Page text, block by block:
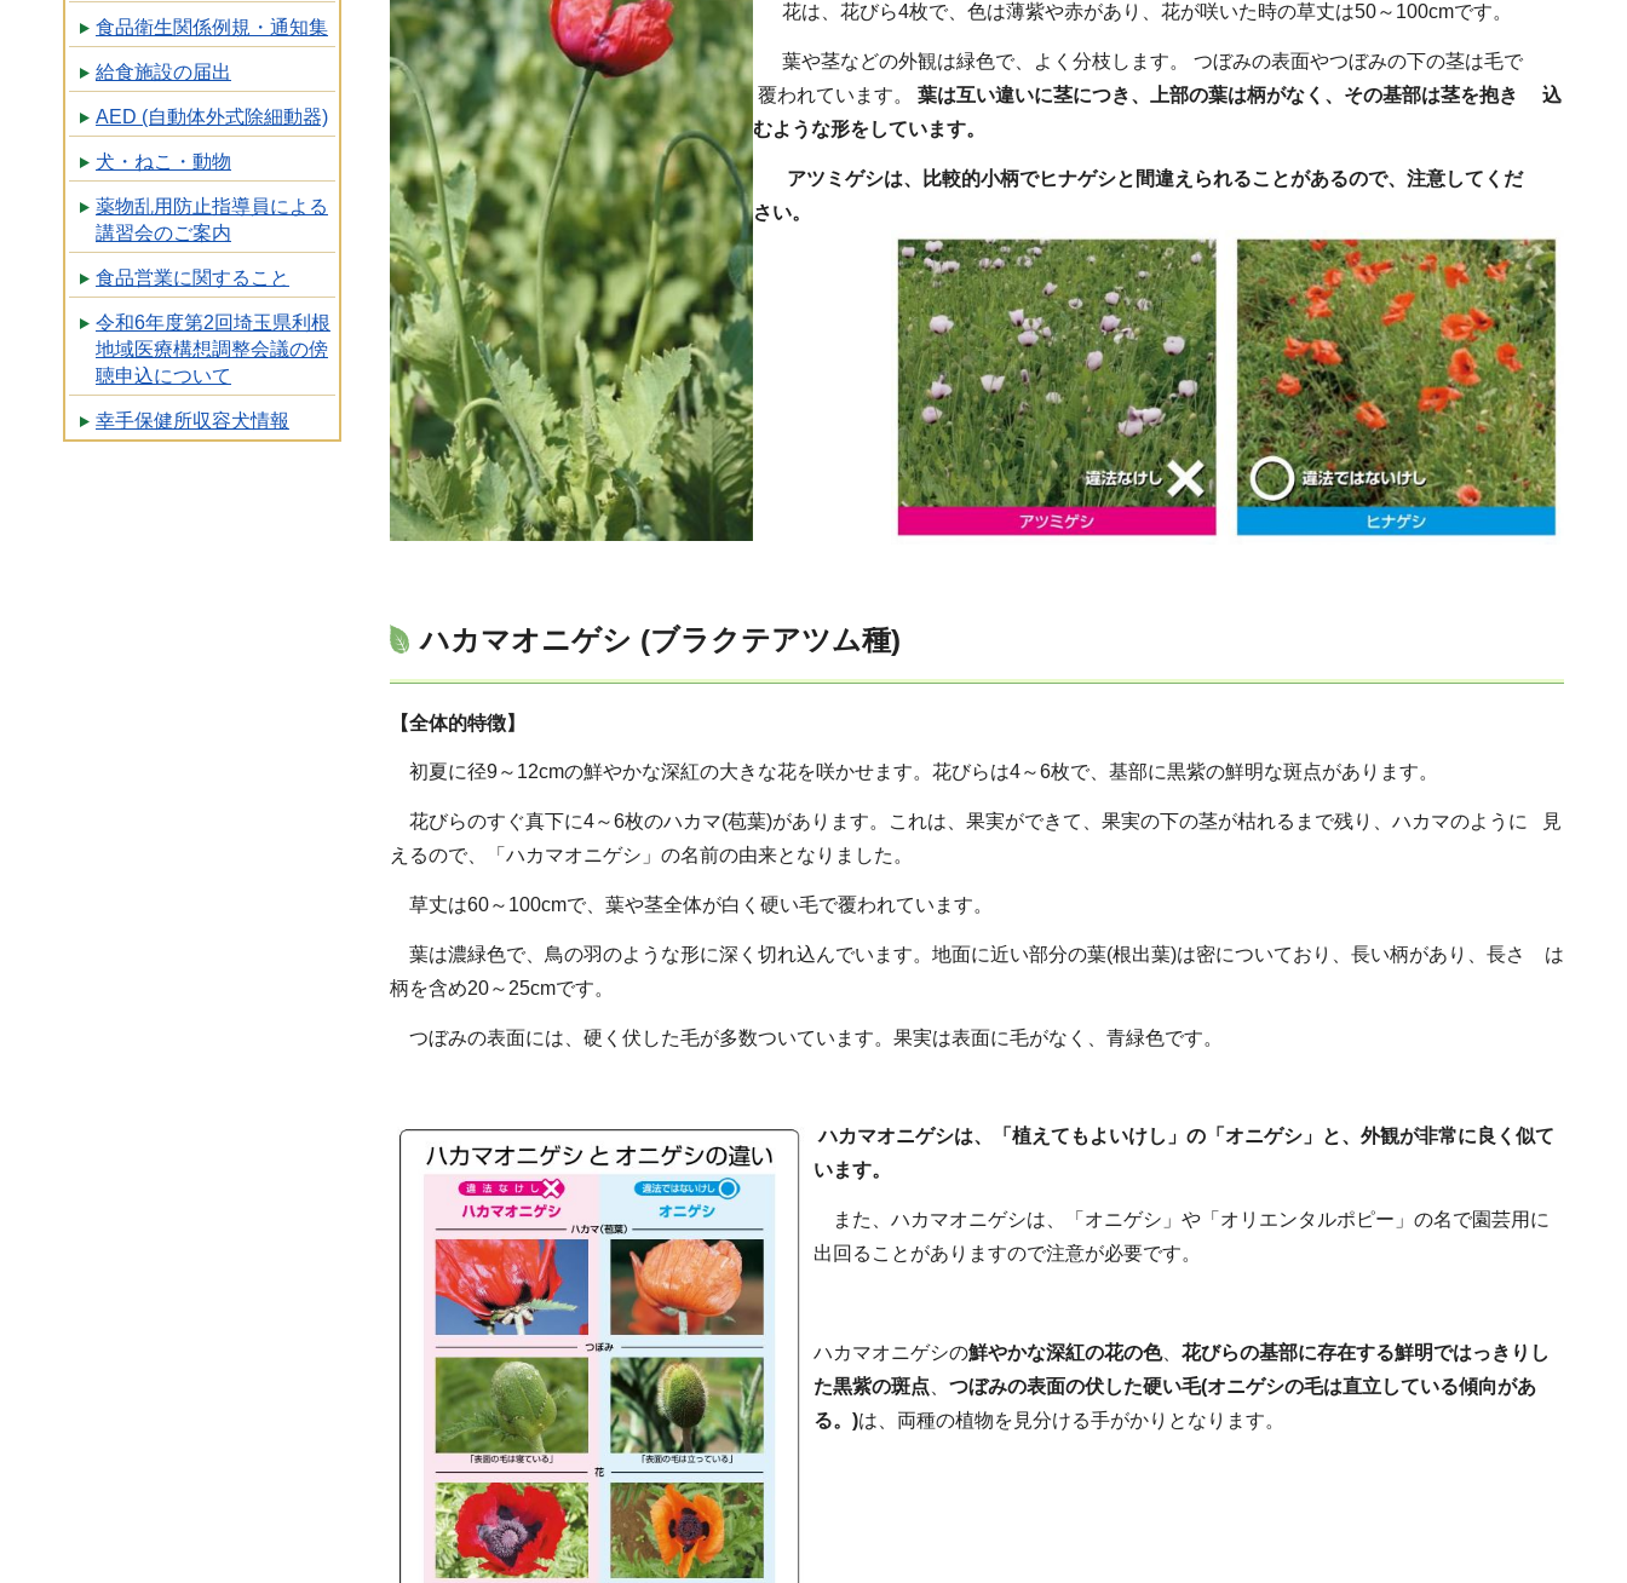
食品衛生関係例規・通知集
給食施設の届出
AED (自動体外式除細動器)
犬・ねこ・動物
薬物乱用防止指導員による
講習会のご案内
食品営業に関すること
令和6年度第2回埼玉県利根
地域医療構想調整会議の傍
聴申込について
幸手保健所収容犬情報
花は、花びら4枚で、色は薄紫や赤があり、花が咲いた時の草丈は50～100cmです。
葉や茎などの外観は緑色で、よく分枝します。 つぼみの表面やつぼみの下の茎は毛で
覆われています。
葉は互い違いに茎につき、上部の葉は柄がなく、その基部は茎を抱き 込
むような形をしています。
アツミゲシは、比較的小柄でヒナゲシと間違えられることがあるので、注意してくだ
さい。
ハカマオニゲシ (ブラクテアツム種)
【全体的特徴】
初夏に径9～12cmの鮮やかな深紅の大きな花を咲かせます。花びらは4～6枚で、基部に黒紫の鮮明な斑点があります。
花びらのすぐ真下に4～6枚のハカマ(苞葉)があります。これは、果実ができて、果実の下の茎が枯れるまで残り、ハカマのように 見
えるので、「ハカマオニゲシ」の名前の由来となりました。
草丈は60～100cmで、葉や茎全体が白く硬い毛で覆われています。
葉は濃緑色で、鳥の羽のような形に深く切れ込んでいます。地面に近い部分の葉(根出葉)は密についており、長い柄があり、長さ は
柄を含め20～25cmです。
つぼみの表面には、硬く伏した毛が多数ついています。果実は表面に毛がなく、青緑色です。
ハカマオニゲシは、「植えてもよいけし」の「オニゲシ」と、外観が非常に良く似て
います。
また、ハカマオニゲシは、「オニゲシ」や「オリエンタルポピー」の名で園芸用に
出回ることがありますので注意が必要です。
ハカマオニゲシの鮮やかな深紅の花の色、 花びらの基部に存在する鮮明ではっきりし
た黒紫の斑点
つぼみの表面の伏した硬い毛(オニゲシの毛は直立している傾向があ
る。)は、両種の植物を見分ける手がかりとなります。